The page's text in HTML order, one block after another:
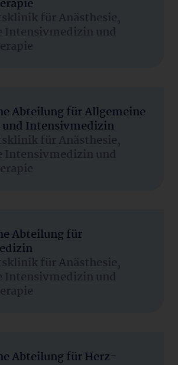
für Anästhesie,
Intensivmedizin und
Abteilung für Allgemeine
und Intensivmedizin
für Anästhesie,
Intensivmedizin und
Abteilung für
für Anästhesie,
Intensivmedizin und
Abteilung für Herz-